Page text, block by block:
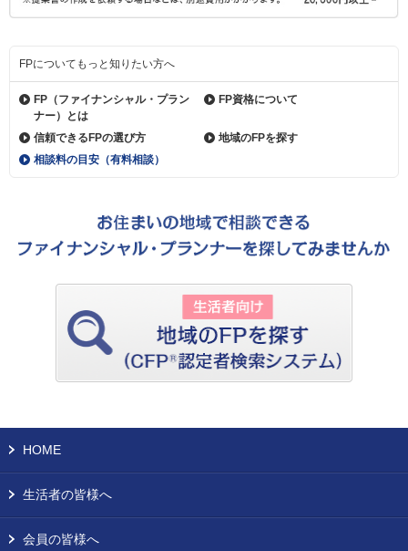
FPについてもっと知りたい方へ
FP（ファイナンシャル・ プラン
ナー）とは
FP資格について
信頼できるFPの選び方
地域のFPを探す
相談料の目安（有料相談）
HOME
生活者の皆様へ
会員の皆様へ